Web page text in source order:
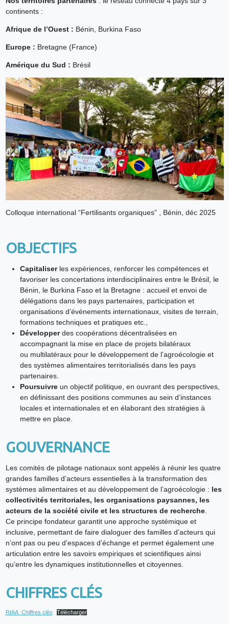
continents :
Afrique de l’Ouest : Bénin, Burkina Faso
Europe : Bretagne (France)
Amérique du Sud : Brésil
Colloque international “Fertilisants organiques” , Bénin, déc 2025
OBJECTIFS
Capitaliserles expériences, renforcer les compétences et
favoriser les concertations interdisciplinaires entre le Brésil, le
Bénin, le Burkina Faso et la Bretagne : accueil et envoi de
délégations dans les pays partenaires, participation et
organisations d’événements internationaux, visites de terrain,
formations techniques et pratiques etc.,
Développerdes coopérations décentralisées en
accompagnant la mise en place de projets bilatéraux
ou multilatéraux pour le développement de l’agroécologie et
des systèmes alimentaires territorialisés dans les pays
partenaires.
Poursuivreun objectif politique, en ouvrant des perspectives,
en définissant des positions communes au sein d’instances
locales et internationales et en élaborant des stratégies à
mettre en place.
GOUVERNANCE
Les comités de pilotage nationaux sont appelés à réunir les quatre
grandes familles d’acteurs essentielles à la transformation des
systèmes alimentaires et au développement de l’agroécologie : les
collectivités territoriales, les organisations paysannes, les
acteurs de la société civile et les structures de recherche.
Ce principe fondateur garantit une approche systémique et
inclusive, permettant de faire dialoguer des familles d’acteurs qui
n’ont pas ou peu d’espaces d’échange et permet également une
articulation entre les savoirs empiriques et scientifiques ainsi
qu’entre les dynamiques institutionnelles et citoyennes.
CHIFFRES CLÉS
RIAA_Chiffres clés Télécharger